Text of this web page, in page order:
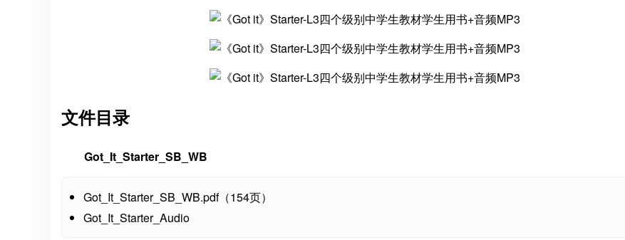
文件目录
Got_It_Starter_SB_WB
Got_It_Starter_SB_WB.pdf（154页）
Got_It_Starter_Audio